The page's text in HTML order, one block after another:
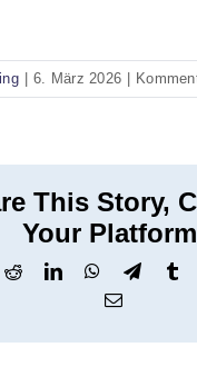
6. März 2026
This Story,
Your
RedditLinkedInWhatsApp
Email